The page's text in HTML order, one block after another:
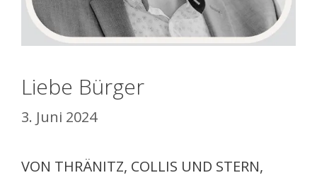
Liebe Bürger
3. Juni 2024
VON THRÄNITZ, COLLIS UND STERN,